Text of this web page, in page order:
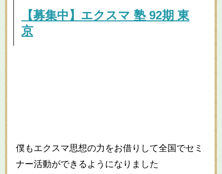
【募集中】エクスマ 塾 92期 東
京
僕もエクスマ思想の力をお借りして全国でセミ
ナー活動ができるようになりました